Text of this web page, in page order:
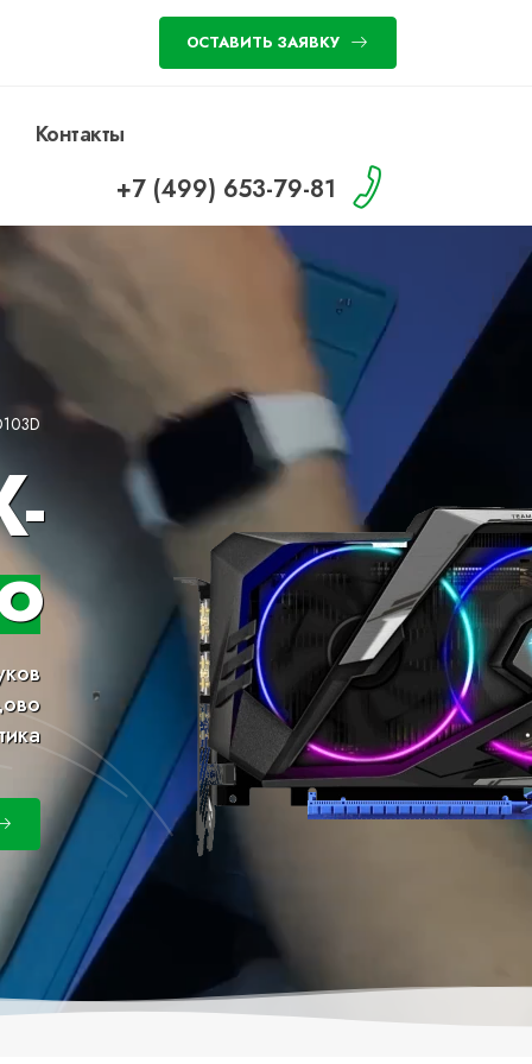
ОСТАВИТЬ ЗАЯВКУ
Контакты
+7 (499) 653-79-81